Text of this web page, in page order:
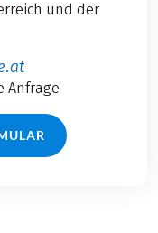
und der
Anfrage